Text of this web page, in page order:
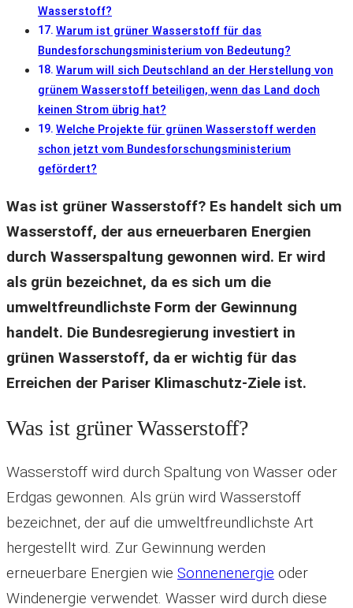
Wasserstoff?
Warum ist grüner Wasserstoff für das
Bundesforschungsministerium von Bedeutung?
Warum will sich Deutschland an der Herstellung von
grünem Wasserstoff beteiligen, wenn das Land doch
keinen Strom übrig hat?
Welche Projekte für grünen Wasserstoff werden
schon jetzt vom Bundesforschungsministerium
gefördert?
Was ist grüner Wasserstoff? Es handelt sich um
Wasserstoff, der aus erneuerbaren Energien
durch Wasserspaltung gewonnen wird. Er wird
als grün bezeichnet, da es sich um die
umweltfreundlichste Form der Gewinnung
handelt. Die Bundesregierung investiert in
grünen Wasserstoff, da er wichtig für das
Erreichen der Pariser Klimaschutz-Ziele ist.
Was ist grüner Wasserstoff?
Wasserstoff wird durch Spaltung von Wasser oder
Erdgas gewonnen. Als grün wird Wasserstoff
bezeichnet, der auf die umweltfreundlichste Art
hergestellt wird. Zur Gewinnung werden
erneuerbare Energien wie Sonnenenergie oder
Windenergie verwendet. Wasser wird durch diese